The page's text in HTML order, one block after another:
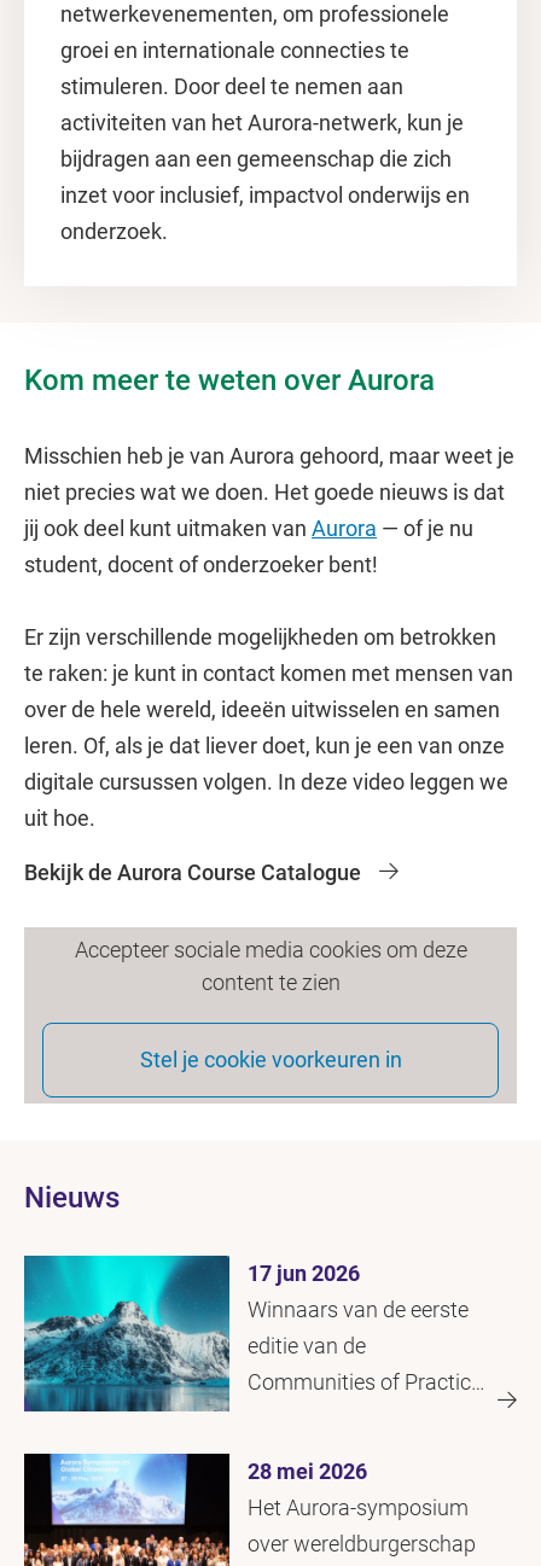
netwerkevenementen, om professionele
groei en internationale connecties te
stimuleren. Door deel te nemen aan
activiteiten van het Aurora-netwerk, kun je
bijdragen aan een gemeenschap die zich
inzet voor inclusief, impactvol onderwijs en
onderzoek.
Kom meer te weten over Aurora
Misschien heb je van Aurora gehoord, maar weet je
niet precies wat we doen. Het goede nieuws is dat
jij ook deel kunt uitmaken van Aurora — of je nu
student, docent of onderzoeker bent!
Er zijn verschillende mogelijkheden om betrokken
te raken: je kunt in contact komen met mensen van
over de hele wereld, ideeën uitwisselen en samen
leren. Of, als je dat liever doet, kun je een van onze
digitale cursussen volgen. In deze video leggen we
uit hoe.
Bekijk de Aurora Course Catalogue
Accepteer sociale media cookies om deze
content te zien
Stel je cookie voorkeuren in
Nieuws
17 jun 2026
Winnaars van de eerste
editie van de
Communities of Practice
28 mei 2026
Het Aurora-symposium
over wereldburgerschap